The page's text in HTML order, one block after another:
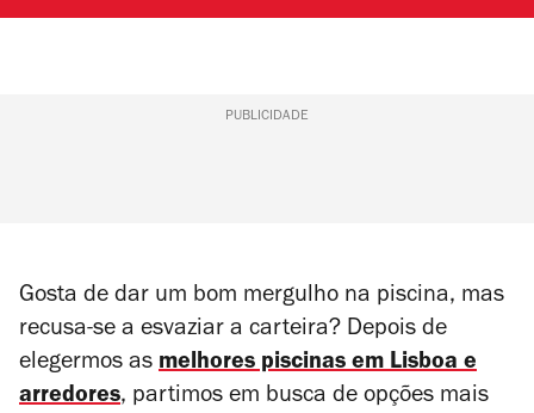
PUBLICIDADE
Gosta de dar um bom mergulho na piscina, mas
recusa-se a esvaziar a carteira? Depois de
elegermos as melhores piscinas em Lisboa e
arredores, partimos em busca de opções mais